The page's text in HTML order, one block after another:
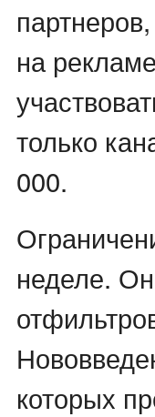
на
только
000.
неделе.
которых